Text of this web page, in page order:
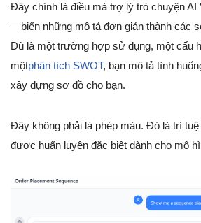
Đây chính là điều mà trợ lý trò chuyện AI
—biến những mô tả đơn giản thành các
Dù là một trường hợp sử dụng, một cấu
mộtphân tích SWOT, bạn mô tả tình
xây dựng sơ đồ cho bạn.
Đây không phải là phép màu. Đó là trí tuệ
được huấn luyện đặc biệt dành cho mô